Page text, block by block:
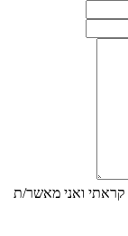
קראתי ואני מאשר/ת